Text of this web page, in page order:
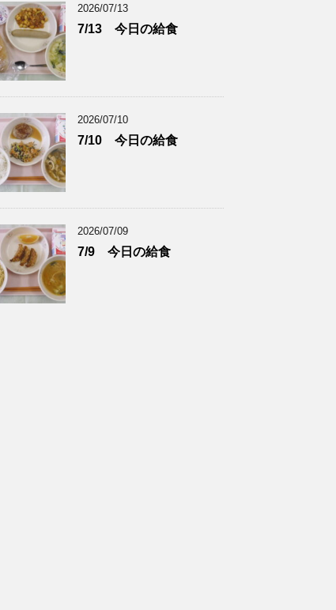
2026/07/13
7/13 今日の給食
2026/07/10
7/10 今日の給食
2026/07/09
7/9 今日の給食